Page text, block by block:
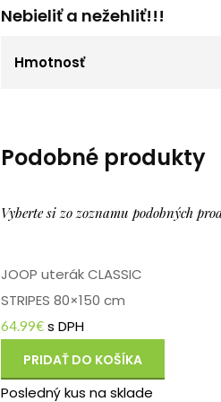
Nebieliť a nežehliť!!!
Hmotnosť
Podobné produkty
Vyberte si zo zoznamu podobných
JOOP uterák CLASSIC
STRIPES 80×150 cm
64.99€ s DPH
PRIDAŤ DO KOŠÍKA
Posledný kus na sklade